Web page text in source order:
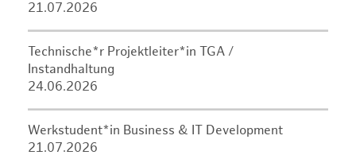
21.07.2026
Technische*r Projektleiter*in TGA /
Instandhaltung
24.06.2026
Werkstudent*in Business & IT Development
21.07.2026